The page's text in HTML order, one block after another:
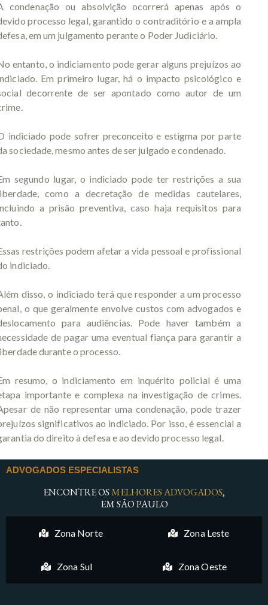
condenação ou absolvição ocorrerá apenas após o
processo legal, garantido o contraditório e a ampla
em um julgamento perante o Poder Judiciário.
entanto, o indiciamento pode gerar alguns prejuízos ao
Em primeiro lugar, há o impacto psicológico e
decorrente de ser apontado como autor de um
indiciado pode sofrer preconceito e estigma por parte
sociedade, mesmo antes de ser julgado e condenado.
segundo lugar, o indiciado pode ter restrições a sua
como a decretação de medidas cautelares,
a prisão preventiva, caso haja requisitos para
restrições podem afetar a vida pessoal e profissional
indiciado.
disso, o indiciado terá que responder a um processo
o que geralmente envolve custos com advogados e
para audiências. Pode haver também a
de pagar uma eventual fiança para garantir a
durante o processo.
resumo, o indiciamento em inquérito policial é uma
importante e complexa na investigação de crimes.
de não representar uma condenação, pode trazer
significativos ao indiciado. Por isso, é essencial a
do direito à defesa e ao devido processo legal.
ADVOGADOS ESPECIALISTAS
ENCONTRE OSMELHORES ADVOGADOS,
EM SÃO PAULO
Zona Norte Zona Leste
Zona Sul Zona Oeste